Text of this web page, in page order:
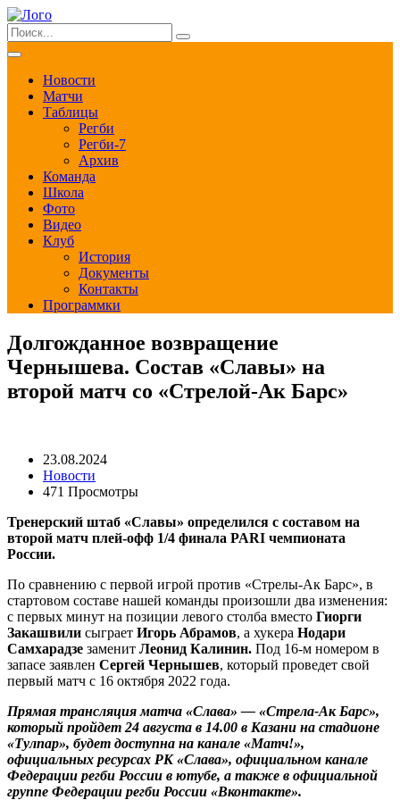
Новости
Матчи
Таблицы
Регби
Регби-7
Архив
Команда
Школа
Фото
Видео
Клуб
История
Документы
Контакты
Программки
Долгожданное возвращение
Чернышева. Состав «Славы» на
второй матч со «Стрелой-Ак Барс»
23.08.2024
Новости
471 Просмотры
Тренерский штаб «Славы» определился с составом на
второй матч плей-офф 1/4 финала PARI чемпионата
России.
По сравнению с первой игрой против «Стрелы-Ак Барс», в
стартовом составе нашей команды произошли два изменения:
с первых минут на позиции левого столба вместо Гиорги
Закашвили сыграет Игорь Абрамов, а хукера Нодари
Самхарадзе заменит Леонид Калинин. Под 16-м номером в
запасе заявлен Сергей Чернышев, который проведет свой
первый матч с 16 октября 2022 года.
Прямая трансляция матча «Слава» — «Стрела-Ак Барс»,
который пройдет 24 августа в 14.00 в Казани на стадионе
«Тулпар», будет доступна на канале «Матч!»,
официальных ресурсах РК «Слава», официальном канале
Федерации регби России в ютубе, а также в официальной
группе Федерации регби России «Вконтакте».